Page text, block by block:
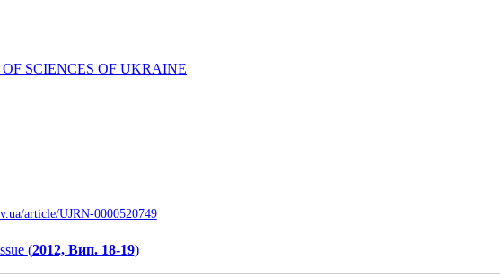
SCIENCES OF UKRAINE
article/UJRN-0000520749
(2012, Вип. 18-19)